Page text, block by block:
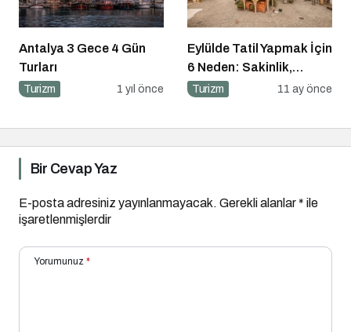
Antalya 3 Gece 4 Gün
Turları
Turizm 1 yıl önce
Eylülde Tatil Yapmak İçin
6 Neden: Sakinlik,
Ekonomi ve Keyif Bir
Turizm 11 ay önce
Bir Cevap Yaz
E-posta adresiniz yayınlanmayacak. Gerekli alanlar* ile
işaretlenmişlerdir
Yorumunuz *